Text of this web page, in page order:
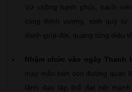
Vợ chồng hạnh phúc, bách
càng thịnh vượng, sinh quý tử,
danh giúp đời, quang tông diệu tổ.
Nhậm chức vào ngày Thanh
may mắn trên con đường quan
lãnh đạo tập thể đạt hết